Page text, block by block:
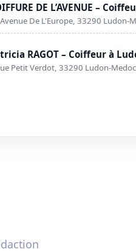
DE L’AVENUE –
De L'Europe, 33290 Ludon-
RAGOT – Coiffeur à
Petit Verdot, 33290 Ludon-Medoc